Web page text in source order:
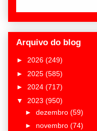
Arquivo do blog
► 2026 (249)
► 2025 (585)
► 2024 (717)
▼ 2023 (950)
► dezembro (59)
► novembro (74)